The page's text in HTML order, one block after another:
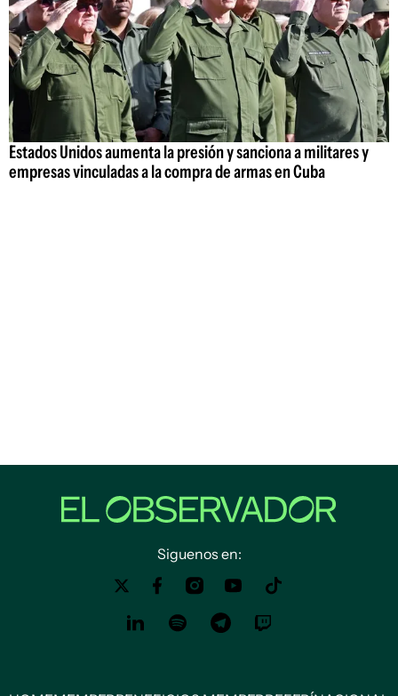
Estados Unidos aumenta la presión y sanciona a militares y
empresas vinculadas a la compra de armas en Cuba
Siguenos en: